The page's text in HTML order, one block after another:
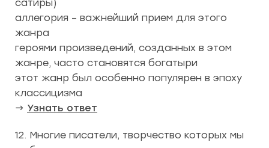
сатиры)
аллегория – важнейший прием для этого
жанра
героями произведений, созданных в этом
жанре, часто становятся богатыри
этот жанр был особенно популярен в эпоху
классицизма
→ Узнать ответ
12. Многие писатели, творчество которых мы